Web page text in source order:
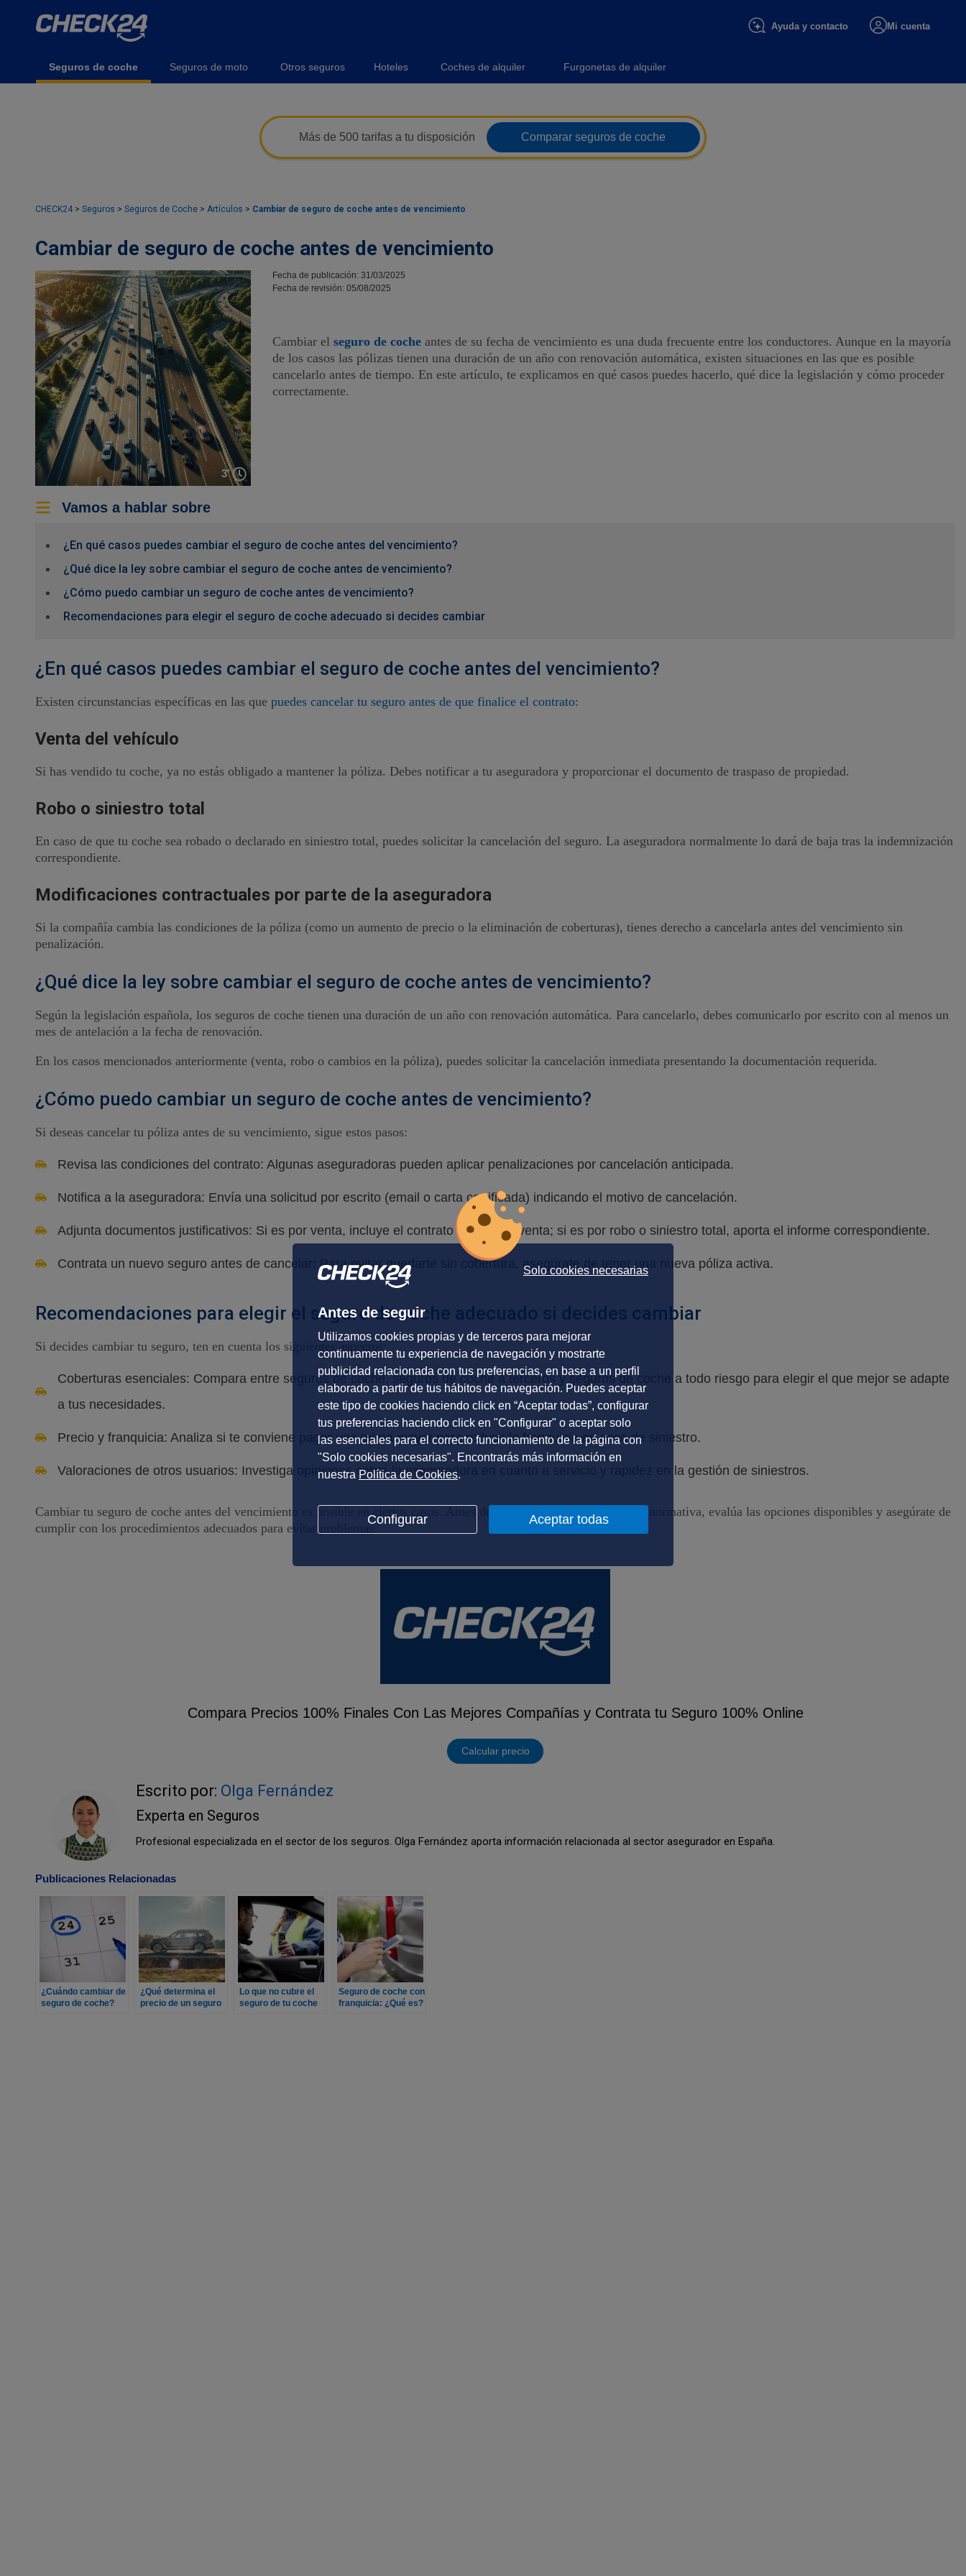
Mi cuenta
Ayuda y contacto
Seguros de coche Seguros de moto Otros seguros Hoteles Coches de alquiler Furgonetas de alquiler
Más de 500 tarifas a tu disposición Comparar seguros de coche
CHECK24 > Seguros > Seguros de Coche > Artículos > Cambiar de seguro de coche antes de vencimiento
Cambiar de seguro de coche antes de vencimiento
3'
Fecha de publicación: 31/03/2025
Fecha de revisión: 05/08/2025
Cambiar el seguro de coche antes de su fecha de vencimiento es una duda frecuente entre los conductores. Aunque en la mayoría
de los casos las pólizas tienen una duración de un año con renovación automática, existen situaciones en las que es posible
cancelarlo antes de tiempo. En este artículo, te explicamos en qué casos puedes hacerlo, qué dice la legislación y cómo proceder
correctamente.
Vamos a hablar sobre
¿En qué casos puedes cambiar el seguro de coche antes del vencimiento?
¿Qué dice la ley sobre cambiar el seguro de coche antes de vencimiento?
¿Cómo puedo cambiar un seguro de coche antes de vencimiento?
Recomendaciones para elegir el seguro de coche adecuado si decides cambiar
¿En qué casos puedes cambiar el seguro de coche antes del vencimiento?
Existen circunstancias específicas en las que puedes cancelar tu seguro antes de que finalice el contrato:
Venta del vehículo
Si has vendido tu coche, ya no estás obligado a mantener la póliza. Debes notificar a tu aseguradora y proporcionar el documento de traspaso de propiedad.
Robo o siniestro total
En caso de que tu coche sea robado o declarado en siniestro total, puedes solicitar la cancelación del seguro. La aseguradora normalmente lo dará de baja tras la indemnización
correspondiente.
Modificaciones contractuales por parte de la aseguradora
Si la compañía cambia las condiciones de la póliza (como un aumento de precio o la eliminación de coberturas), tienes derecho a cancelarla antes del vencimiento sin
penalización.
¿Qué dice la ley sobre cambiar el seguro de coche antes de vencimiento?
Según la legislación española, los seguros de coche tienen una duración de un año con renovación automática. Para cancelarlo, debes comunicarlo por escrito con al menos un
mes de antelación a la fecha de renovación.
En los casos mencionados anteriormente (venta, robo o cambios en la póliza), puedes solicitar la cancelación inmediata presentando la documentación requerida.
¿Cómo puedo cambiar un seguro de coche antes de vencimiento?
Si deseas cancelar tu póliza antes de su vencimiento, sigue estos pasos:
Revisa las condiciones del contrato: Algunas aseguradoras pueden aplicar penalizaciones por cancelación anticipada.
Notifica a la aseguradora: Envía una solicitud por escrito (email o carta certificada) indicando el motivo de cancelación.
Adjunta documentos justificativos: Si es por venta, incluye el contrato de compraventa; si es por robo o siniestro total, aporta el informe correspondiente.
Contrata un nuevo seguro antes de cancelar: Para evitar quedarte sin cobertura, asegúrate de tener una nueva póliza activa.
Recomendaciones para elegir el seguro de coche adecuado si decides cambiar
Si decides cambiar tu seguro, ten en cuenta los siguientes aspectos:
Coberturas esenciales: Compara entre seguros de coche, seguros de coche a terceros y seguros de coche a todo riesgo para elegir el que mejor se adapte
a tus necesidades.
Precio y franquicia: Analiza si te conviene pagar una prima mayor para reducir la franquicia en caso de siniestro.
Valoraciones de otros usuarios: Investiga opiniones sobre la aseguradora en cuanto a servicio y rapidez en la gestión de siniestros.
Cambiar tu seguro de coche antes del vencimiento es posible en ciertos casos. Antes de tomar una decisión, revisa la normativa, evalúa las opciones disponibles y asegúrate de
cumplir con los procedimientos adecuados para evitar problemas.
Compara Precios 100% Finales Con Las Mejores Compañías y Contrata tu Seguro 100% Online
Calcular precio
Escrito por: Olga Fernández
Experta en Seguros
Profesional especializada en el sector de los seguros. Olga Fernández aporta información relacionada al sector asegurador en España.
Publicaciones Relacionadas
¿Cuándo cambiar de
seguro de coche?
¿Qué determina el
precio de un seguro
Lo que no cubre el
seguro de tu coche
Seguro de coche con
franquicia: ¿Qué es?
Solo cookies necesarias
Antes de seguir
Utilizamos cookies propias y de terceros para mejorar
continuamente tu experiencia de navegación y mostrarte
publicidad relacionada con tus preferencias, en base a un perfil
elaborado a partir de tus hábitos de navegación. Puedes aceptar
este tipo de cookies haciendo click en “Aceptar todas”, configurar
tus preferencias haciendo click en "Configurar" o aceptar solo
las esenciales para el correcto funcionamiento de la página con
"Solo cookies necesarias". Encontrarás más información en
nuestra Política de Cookies.
Configurar Aceptar todas